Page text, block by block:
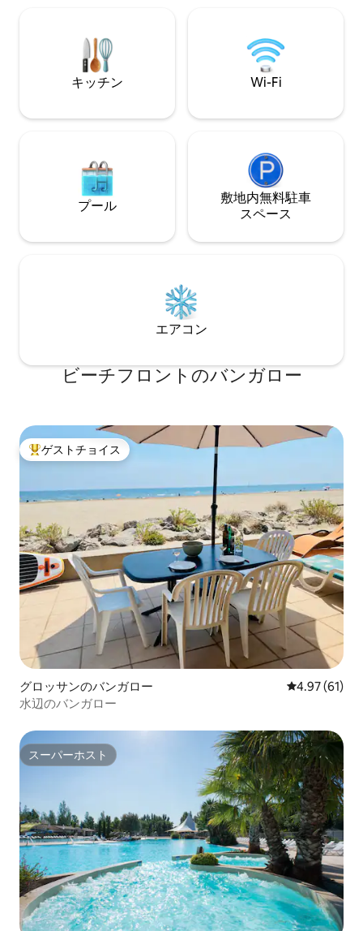
れ家は、自然豊かで手つかずの環境の中
でプロヴァンスのアール・ド・ヴィーヴ
ルを楽しむのに最適な場所です。
森林歩道を通って
体の不自由な方に
キッチン Wi-Fi
プール
敷地内無料駐⁠車
ス⁠ペ⁠ー⁠ス
エアコン
ビーチフロントのバンガロー
大好評のゲストチョイスです。
ゲストチョイス
グロッサンのバンガロー レビュー61
4.97 (61)
水辺のバンガロー
スーパーホスト
スーパーホスト